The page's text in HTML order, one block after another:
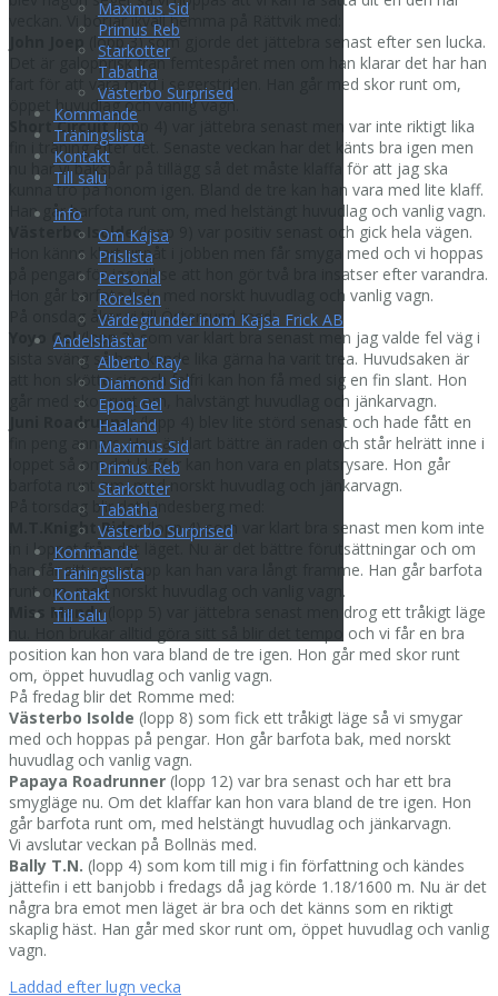
Maximus Sid
Primus Reb
Starkotter
Tabatha
Västerbo Surprised
Kommande
Träningslista
Kontakt
Till salu
Info
Om Kajsa
Prislista
Personal
Rörelsen
Värdegrunder inom Kajsa Frick AB
Andelshästar
Alberto Ray
Diamond Sid
Epoq Gel
Haaland
Maximus Sid
Primus Reb
Starkotter
Tabatha
Västerbo Surprised
Kommande
Träningslista
Kontakt
Till salu
veckan. Vi börjar ikväll hemma på Rättvik med:
John Joep
(lopp 3) som gjorde det jättebra senast efter sen lucka.
Det är galopprisk från femtespåret men om han klarar det har han
fart för att vara med i segerstriden. Han går med skor runt om,
öppet huvudlag och vanlig vagn.
Short Circuit(lopp 4) var jättebra senast men var inte riktigt lika
fin i träning efter det. Senaste veckan har det känts bra igen men
nu har vi bakspår på tillägg så det måste klaffa för att jag ska
kunna tro på honom igen. Bland de tre kan han vara med lite klaff.
Han går barfota runt om, med helstängt huvudlag och vanlig vagn.
Västerbo Isolde(lopp 9) var positiv senast och gick hela vägen.
Hon känns klart uppåt i jobben men får smyga med och vi hoppas
på pengar för jag vill se att hon gör två bra insatser efter varandra.
Hon går barfota bak, med norskt huvudlag och vanlig vagn.
På onsdag åker vi till Östersund med:
Yoyo Gel(lopp 2) som var klart bra senast men jag valde fel väg i
sista sväng så hon kunde lika gärna ha varit trea. Huvudsaken är
att hon skötte sig och felfri kan hon få med sig en fin slant. Hon
går med skor runt om, halvstängt huvudlag och jänkarvagn.
Juni Roadrunner (lopp 4) blev lite störd senast och hade fått en
fin peng annars. Hon är klart bättre än raden och står helrätt inne i
loppet så om det klaffar kan hon vara en platsrysare. Hon går
barfota runt om, med norskt huvudlag och jänkarvagn.
På torsdag blir det Lindesberg med:
M.T.Knight Rider(lopp 4) som var klart bra senast men kom inte
in i loppet från det läget. Nu är det bättre förutsättningar och om
han får sitt smyglopp kan han vara långt framme. Han går barfota
runt om, med norskt huvudlag och vanlig vagn.
Miss Mandy(lopp 5) var jättebra senast men drog ett tråkigt läge
nu. Hon brukar alltid göra sitt så blir det tempo och vi får en bra
position kan hon vara bland de tre igen. Hon går med skor runt
om, öppet huvudlag och vanlig vagn.
På fredag blir det Romme med:
Västerbo Isolde (lopp 8) som fick ett tråkigt läge så vi smygar
med och hoppas på pengar. Hon går barfota bak, med norskt
huvudlag och vanlig vagn.
Papaya Roadrunner (lopp 12) var bra senast och har ett bra
smygläge nu. Om det klaffar kan hon vara bland de tre igen. Hon
går barfota runt om, med helstängt huvudlag och jänkarvagn.
Vi avslutar veckan på Bollnäs med.
Bally T.N. (lopp 4) som kom till mig i fin författning och kändes
jättefin i ett banjobb i fredags då jag körde 1.18/1600 m. Nu är det
några bra emot men läget är bra och det känns som en riktigt
skaplig häst. Han går med skor runt om, öppet huvudlag och vanlig
vagn.
Laddad efter lugn vecka